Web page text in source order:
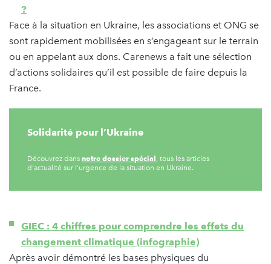
?
Face à la situation en Ukraine, les associations et ONG se
sont rapidement mobilisées en s’engageant sur le terrain
ou en appelant aux dons. Carenews a fait une sélection
d’actions solidaires qu’il est possible de faire depuis la
France.
Solidarité pour l’Ukraine
Découvrez dans notre dossier spécial , tous les articles
d'actualité sur l'urgence de la situation en Ukraine.
GIEC : 4 chiffres pour comprendre les effets du
changement climatique (infographie)
Après avoir démontré les bases physiques du